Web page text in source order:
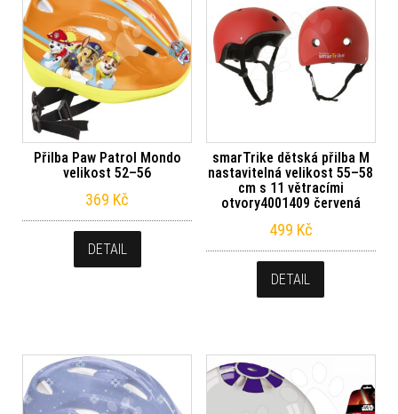
Přilba Paw Patrol Mondo
velikost 52–56
369 Kč
DETAIL
smarTrike dětská přilba M
nastavitelná velikost 55–58
cm s 11 větracími
otvory4001409 červená
499 Kč
DETAIL